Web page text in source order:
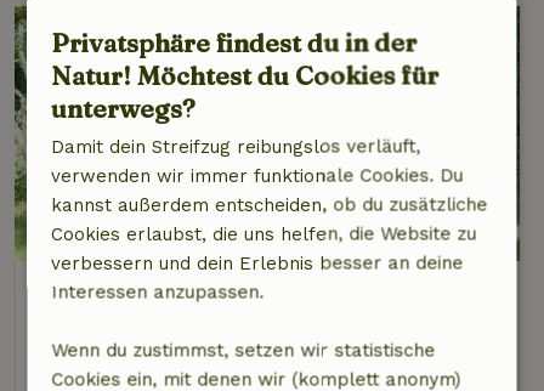
Naturhäuschen in Kollig
2 Personen1 Schlafzimmer
Privatsphäre findest du in der
Natur! Möchtest du Cookies für
unterwegs?
Damit dein Streifzug reibungslos verläuft,
verwenden wir immer funktionale Cookies. Du
kannst außerdem entscheiden, ob du zusätzliche
Cookies erlaubst, die uns helfen, die Website zu
verbessern und dein Erlebnis besser an deine
Interessen anzupassen.
Wenn du zustimmst, setzen wir statistische
Cookies ein, mit denen wir (komplett anonym)